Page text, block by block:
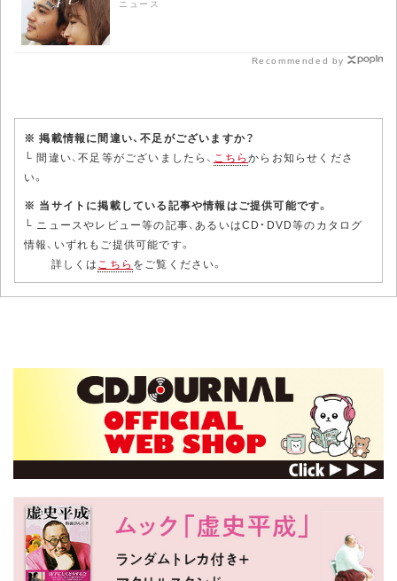
ニュース
Recommended by
※ 掲載情報に間違い、不足がございますか？
└ 間違い、不足等がございましたら、 こちらからお知らせくださ
い。
※ 当サイトに掲載している記事や情報はご提供可能です。
└ ニュースやレビュー等の記事、あるいはCD・DVD等のカタログ
情報、いずれもご提供可能です。
詳しくは こちら をご覧ください。